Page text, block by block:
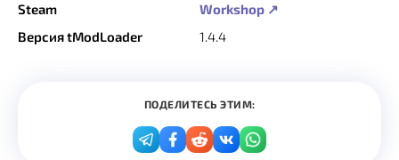
Steam
Workshop ↗
Версия tModLoader
1.4.4
ПОДЕЛИТЕСЬ ЭТИМ: